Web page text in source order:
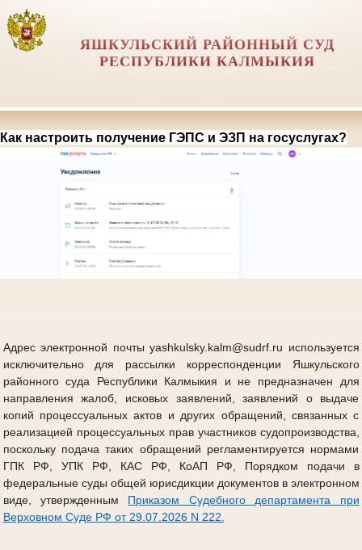
ЯШКУЛЬСКИЙ РАЙОННЫЙ СУД
РЕСПУБЛИКИ КАЛМЫКИЯ
Как настроить получение ГЭПС и ЭЗП на госуслугах?
Адрес электронной почты yashkulsky.kalm@sudrf.ru используется
исключительно для рассылки корреспонденции Яшкульского
районного суда Республики Калмыкия и не предназначен для
направления жалоб, исковых заявлений, заявлений о выдаче
копий процессуальных актов и других обращений, связанных с
реализацией процессуальных прав участников судопроизводства,
поскольку подача таких обращений регламентируется нормами
ГПК РФ, УПК РФ, КАС РФ, КоАП РФ, Порядком подачи в
федеральные суды общей юрисдикции документов в электронном
виде, утвержденным Приказом Судебного департамента при
Верховном Суде РФ от 29.07.2026 N 222.